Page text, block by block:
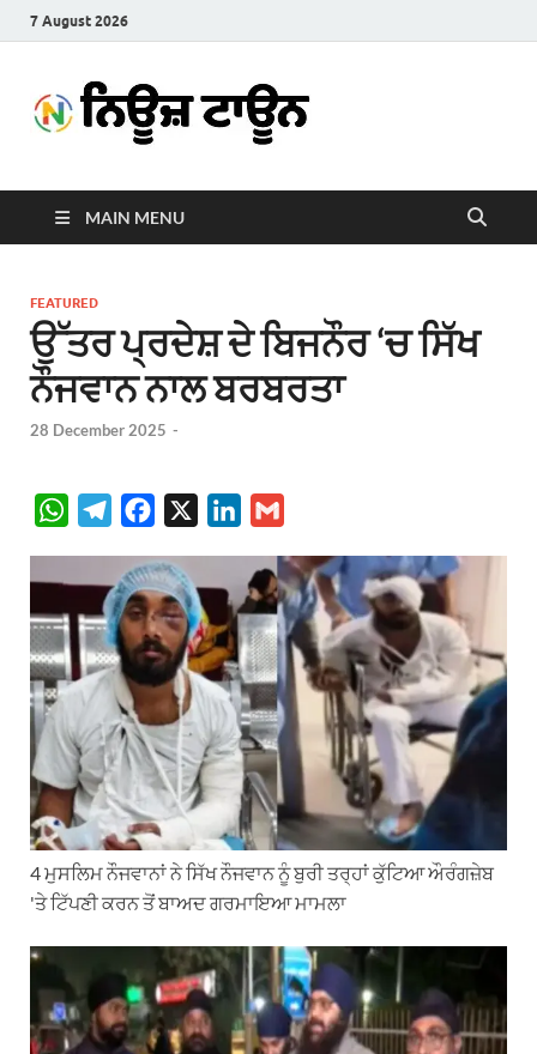
7 August 2026
Town
MAIN MENU
FEATURED
ਉੱਤਰ ਪ੍ਰਦੇਸ਼ ਦੇ ਬਿਜਨੌਰ ‘ਚ ਸਿੱਖ
ਨੌਜਵਾਨ ਨਾਲ ਬਰਬਰਤਾ
28 December 2025 -
W
t
s
A
p
e
g
r
a
m
c
e
b
o
o
k
n
k
e
d
I
n
a
i
l
4 ਮੁਸਲਿਮ ਨੌਜਵਾਨਾਂ ਨੇ ਸਿੱਖ ਨੌਜਵਾਨ ਨੂੰ ਬੁਰੀ ਤਰ੍ਹਾਂ ਕੁੱਟਿਆ ਔਰੰਗਜ਼ੇਬ
'ਤੇ ਟਿੱਪਣੀ ਕਰਨ ਤੋਂ ਬਾਅਦ ਗਰਮਾਇਆ ਮਾਮਲਾ